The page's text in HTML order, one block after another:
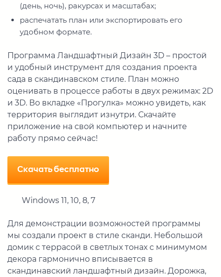
(день, ночь), ракурсах и масштабах;
распечатать план или экспортировать его
удобном формате.
Программа Ландшафтный Дизайн 3D – простой
и удобный инструмент для создания проекта
сада в скандинавском стиле. План можно
оценивать в процессе работы в двух режимах: 2D
и 3D. Во вкладке «Прогулка» можно увидеть, как
территория выглядит изнутри. Скачайте
приложение на свой компьютер и начните
работу прямо сейчас!
Скачать бесплатно
Windows 11, 10, 8, 7
Для демонстрации возможностей программы
мы создали проект в стиле сканди. Небольшой
домик с террасой в светлых тонах с минимумом
декора гармонично вписывается в
скандинавский ландшафтный дизайн. Дорожка,